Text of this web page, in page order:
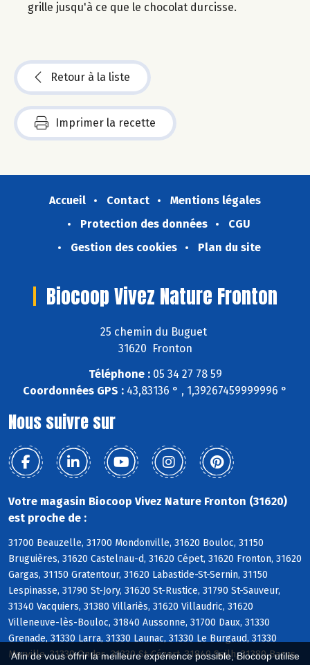
Afin de vous offrir la meilleure expérience possible, Biocoop utilise
grille jusqu'à ce que le chocolat durcisse.
Retour à la liste
Imprimer la recette
Accueil Contact
Mentions légales
Protection des données
CGU
Gestion des cookies
Plan du site
Biocoop Vivez Nature Fronton
25 chemin du Buguet
31620 Fronton
Téléphone :05 34 27 78 59
Coordonnées GPS : 43,83136 ° , 1,39267459999996 °
Nous suivre sur
Votre magasin Biocoop Vivez Nature Fronton (31620)
est proche de :
31700 Beauzelle, 31700 Mondonville, 31620 Bouloc, 31150
Bruguières, 31620 Castelnau-d, 31620 Cépet, 31620 Fronton, 31620
Gargas, 31150 Gratentour, 31620 Labastide-St-Sernin, 31150
Lespinasse, 31790 St-Jory, 31620 St-Rustice, 31790 St-Sauveur,
31340 Vacquiers, 31380 Villariès, 31620 Villaudric, 31620
Villeneuve-lès-Bouloc, 31840 Aussonne, 31700 Daux, 31330
Grenade, 31330 Larra, 31330 Launac, 31330 Le Burgaud, 31330
Merville, 31330 Ondes, 31330 St-Cézert, 31840 Seilh, 31380 Bazus,